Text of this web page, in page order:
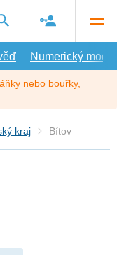
Numerický model
nebo bouřky,
kraj Bítov